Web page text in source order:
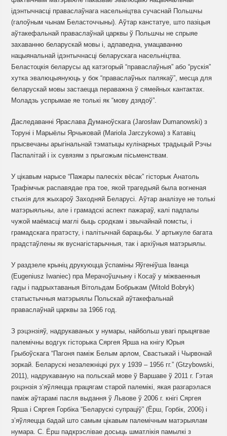
ідэнтычнасці праваслаўнага насельніцтва сучаснай Польшчы
(галоўным чынам Беласточчыны). Аўтар канстатуе, што пазіцыя
аўтакефальнай праваслаўнай царквы ў Польшчы не спрыяе
захаванню беларускай мовы і, адпаведна, умацаванню
нацыянальнай ідэнтычнасці беларускага насельніцтва.
Беластоцкія беларусы ад катэгорый “праваслаўныя” або “рускія”
хутка эвалюцыянуюць у бок “праваслаўных палякаў”, месца для
беларускай мовы застаецца пераважна ў сямейных кантактах.
Моладзь успрымае яе толькі як “мову дзядоў”.
Даследаванні Яраслава Думаноўскага (Jarosław Dumanowski) з
Торуні і Марыёлы Ярчыковай (Mariola Jarczykowa) з Катавіц
прысвечаны арыгінальнай тэматыцы кулінарных традыцый Рэчы
Паспалітай і іх сувязям з прыгожым пісьменствам.
У цікавым нарысе “Пажары палескіх вёсак” гісторык Анатоль
Трафімчык распавядае пра тое, якой трагедыяй была вогненая
стыхія для жыхароў Заходняй Беларусі. Аўтар аналізуе не толькі
матэрыяльны, але і грамадскі аспект пажараў, калі падпалы
чужой маёмасці маглі быць сродкам і звычайнай помсты, і
грамадскага пратэсту, і палітычнай барацьбы. У артыкуле багата
прадстаўлены як вуснагістарычныя, так і архіўныя матэрыялы.
У раздзеле крыніц друкуюцца ўспаміны Яўгеніўша Іванца
(Eugeniusz Iwaniec) пра Мерачоўшчыну і Косаў у міжваенныя
гады і падрыхтаваныя Вітольдам Бобрыкам (Witold Bobryk)
статыстычныя матэрыялы Польскай аўтакефальнай
праваслаўнай царквы за 1966 год.
З рэцэнзіяў, надрукаваных у нумары, найбольш увагі прыцягвае
палемічны водгук гісторыка Сяргея Ярша на кнігу Юрыя
Грыбоўскага “Пагоня паміж Белым арлом, Свастыкай і Чырвонай
зоркай. Беларускі незалежніцкі рух у 1939 – 1956 гг.” (Gtzybowski,
2011), надрукаваную на польскай мове ў Варшаве ў 2011 г. Гэтая
рэцэнзія з’яўляецца працягам старой палемікі, якая разгарэлася
паміж аўтарамі пасля выдання ў Львове ў 2006 г. кнігі Сяргея
Ярша і Сяргея Горбіка “Беларускі супраціў” (Ёрш, Горбік, 2006) і
з’яўляецца бадай што самым цікавым палемічным матэрыялам
нумара. С. Ёрш падкрэслівае досыць шматлікія памылкі з